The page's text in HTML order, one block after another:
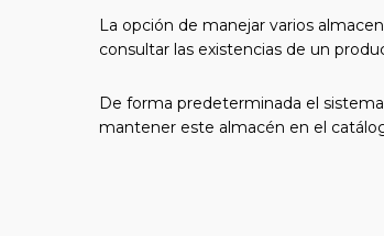
La opción de manejar varios
consultar las existencias de un
De forma predeterminada el
mantener este almacén en el